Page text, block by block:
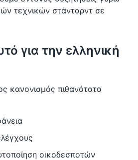
τεχνικών στάνταρντ σε
για την ελληνική
κανονισμός πιθανότατα
οικοδεσποτών